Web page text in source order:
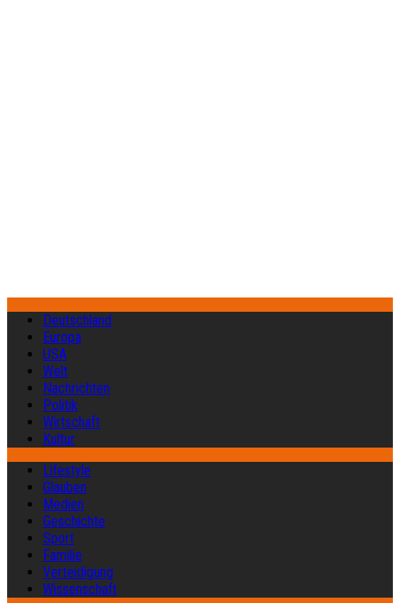
Deutschland
Europa
USA
Welt
Nachrichten
Politik
Wirtschaft
Kultur
Lifestyle
Glauben
Medien
Geschichte
Sport
Familie
Verteidigung
Wissenschaft